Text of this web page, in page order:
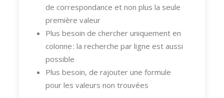
de correspondance et non plus la seule
première valeur
Plus besoin de chercher uniquement en
colonne : la recherche par ligne est aussi
possible
Plus besoin, de rajouter une formule
pour les valeurs non trouvées